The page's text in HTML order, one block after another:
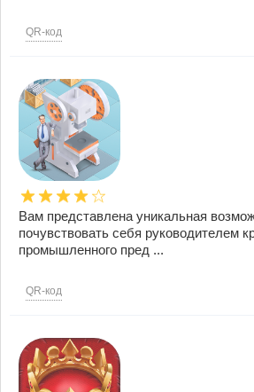
QR-код
Вам представлена уникальная
почувствовать себя руководителем
промышленного пред ...
QR-код